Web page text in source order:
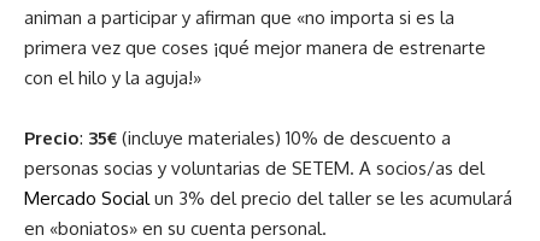
animan a participar y afirman que «no importa si es la
primera vez que coses ¡qué mejor manera de estrenarte
con el hilo y la aguja!»
Precio: 35€ (incluye materiales) 10% de descuento a
personas socias y voluntarias de SETEM. A socios/as del
Mercado Social un 3% del precio del taller se les acumulará
en «boniatos» en su cuenta personal.